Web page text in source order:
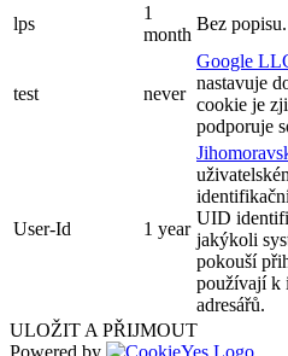
lps
1
month
Bez popisu.
test never
Google
nastavuje
cookie je
podporuje
User-Id 1 year
UID
jakýkoli
pokouší
používají k
adresářů.
ULOŽIT A PŘIJMOUT
Powered by